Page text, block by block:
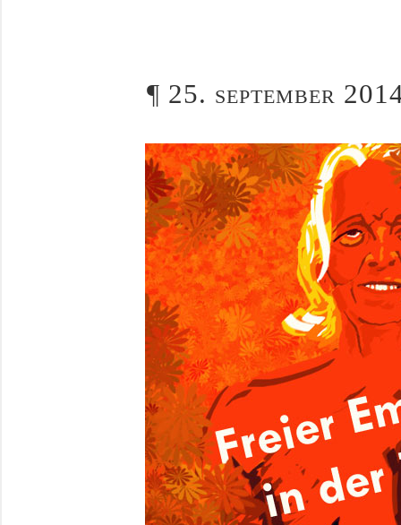
¶ 25. september